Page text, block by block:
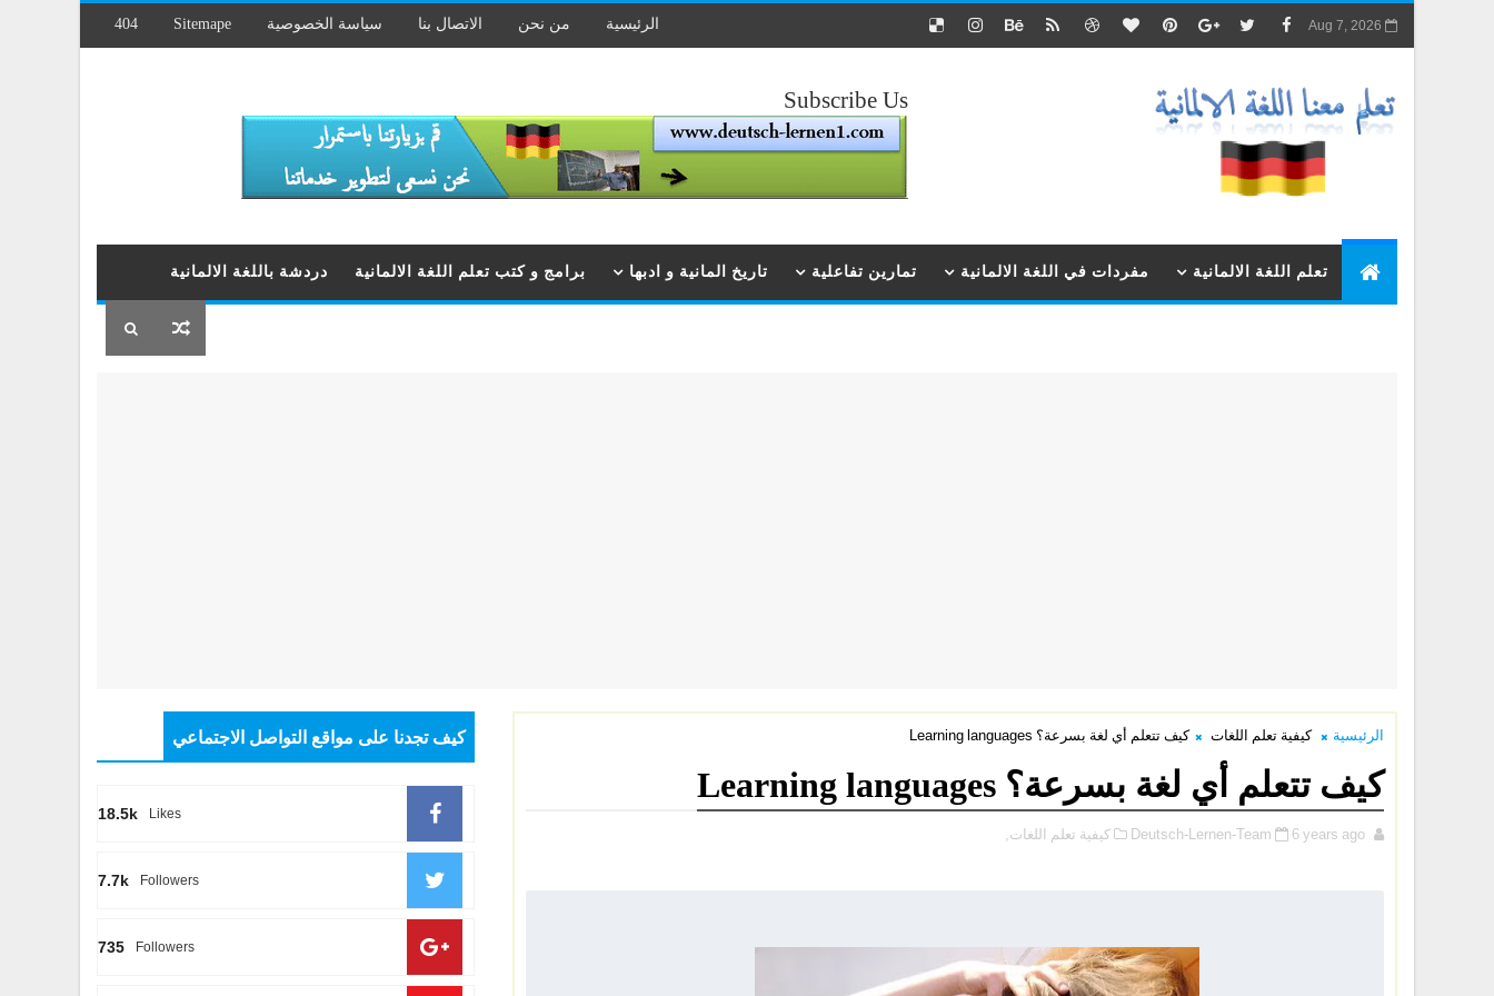
Aug 7, 2026 الرئيسية من نحن الاتصال بنا سياسة الخصوصية Sitemape
404
Subscribe Us
تعلم اللغة الالمانية مفردات في اللغة الالمانية تمارين تفاعلية تاريخ المانية و ادبها برامج و كتب تعلم اللغة الالمانية دردشة باللغة الالمانية
الرئيسية كيفية تعلم اللغات كيف تتعلم أي لغة بسرعة؟ Learning languages
كيف تتعلم أي لغة بسرعة؟ Learning languages
Deutsch-Lernen-Team 6 years ago كيفية تعلم اللغات,
كيف تجدنا على مواقع التواصل الاجتماعي
18.5k Likes
7.7k Followers
735 Followers